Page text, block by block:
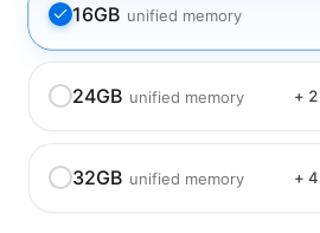
16GB unified memory
24GB unified memory +
32GB unified memory +